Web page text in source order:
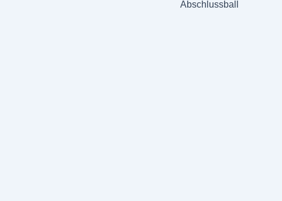
Abschlussball